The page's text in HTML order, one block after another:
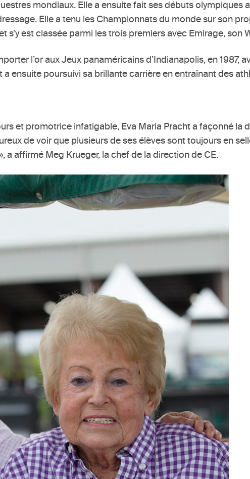
mondiaux. Elle a ensuite fait ses débuts olympiques
Elle a tenu les Championnats du monde sur son
s’y est classée parmi les trois premiers avec Emirage, son
l’or aux Jeux panaméricains d’Indianapolis, en 1987,
a ensuite poursuivi sa brillante carrière en entraînant des
et promotrice infatigable, Eva Maria Pracht a façonné la
de voir que plusieurs de ses élèves sont toujours en
a affirmé Meg Krueger, la chef de la direction de CE.